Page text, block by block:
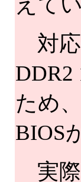
対応
ため
BIOS
実際